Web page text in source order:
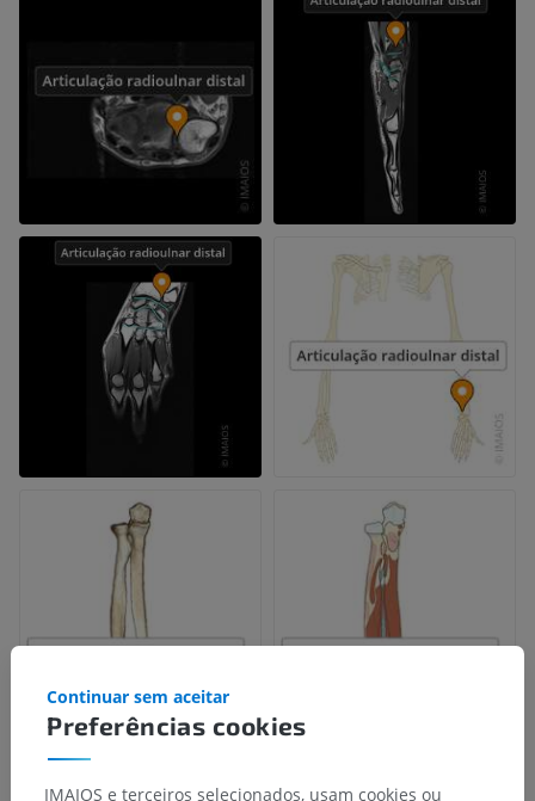
Preferências cookies
Continuar sem aceitar
IMAIOS e terceiros selecionados, usam cookies ou